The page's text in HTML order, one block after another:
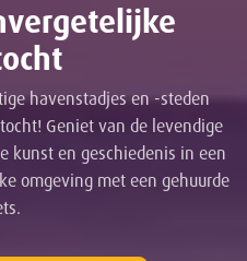
havenstadjes en -steden
Geniet van de levendige
kunst en geschiedenis in een
omgeving met een gehuurde